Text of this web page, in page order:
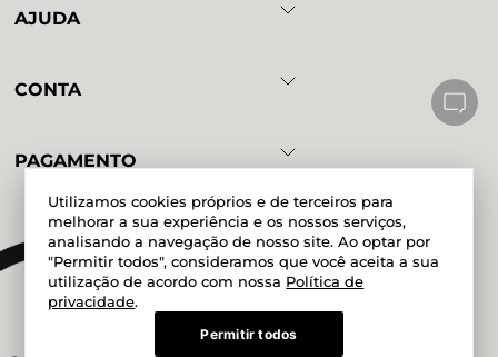
Utilizamos cookies próprios e de terceiros para
melhorar a sua experiência e os nossos serviços,
analisando a navegação de nosso site. Ao optar por
"Permitir todos", consideramos que você aceita a sua
utilização de acordo com nossa Política de
privacidade.
Permitir todos
AJUDA
CONTA
PAGAMENTO
Powered by Developed by